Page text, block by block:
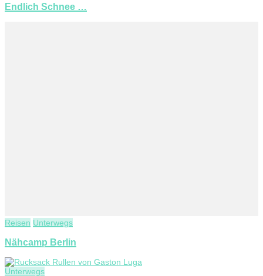
Endlich Schnee …
Reisen Unterwegs
Nähcamp Berlin
Unterwegs